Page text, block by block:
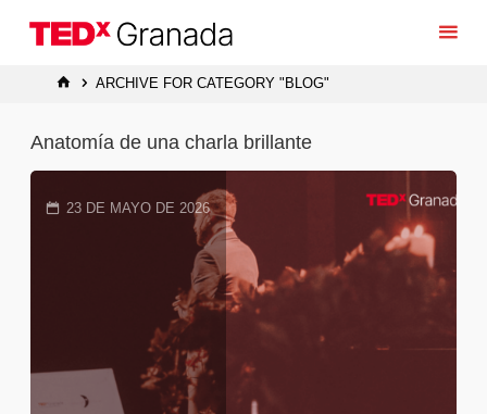
INICIO
ARCHIVE FOR CATEGORY "BLOG"
Anatomía de una charla brillante
23 DE MAYO DE 2026